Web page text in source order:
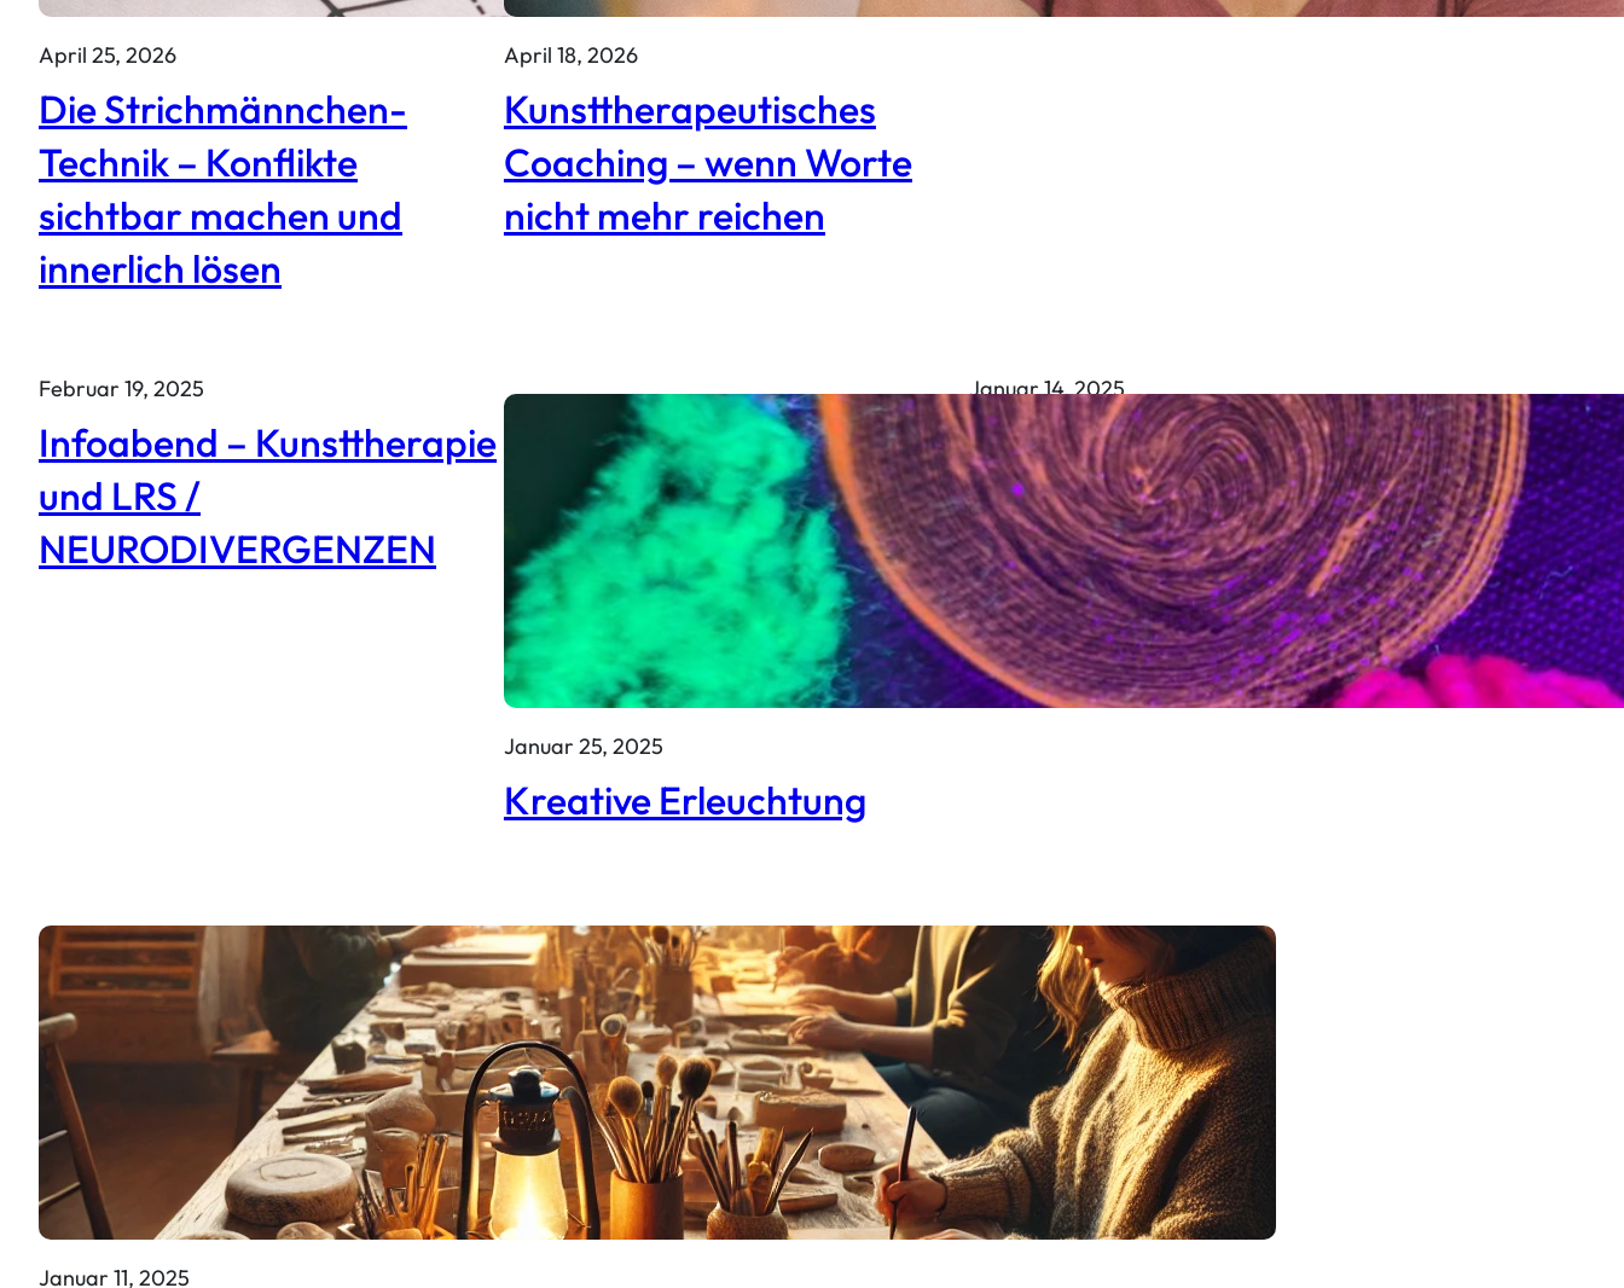
April 25, 2026
Die Strichmännchen-
Technik – Konflikte
sichtbar machen und
innerlich lösen
April 18, 2026
Kunsttherapeutisches
Coaching – wenn Worte
nicht mehr reichen
Februar 19, 2025
Infoabend – Kunsttherapie
und LRS /
NEURODIVERGENZEN
Januar 25, 2025
Kreative Erleuchtung
Januar 14, 2025
Dein innerer Kompass:
kreative Meditation
Januar 11, 2025